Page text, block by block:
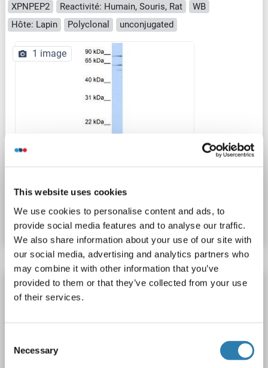
This website uses cookies
We use cookies to personalise content and ads, to
provide social media features and to analyse our traffic.
We also share information about your use of our site with
our social media, advertising and analytics partners who
may combine it with other information that you’ve
provided to them or that they’ve collected from your use
of their services.
Selection
Necessary
XPNPEP2 Reactivité: Humain, Souris, Rat
WB
Hôte: Lapin
Polyclonal unconjugated
1 image
N° du produit ABIN633909
Fiche technique Détails
XPNPEP2 anticorps
XPNPEP2 Reactivité: Humain
Hôte: Souris
Monoclonal unconjugated
N° du produit ABIN326394